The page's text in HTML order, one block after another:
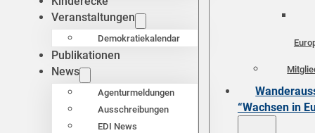
Veranstaltungen
Demokratiekalendar
Publikationen
News
Agenturmeldungen
Ausschreibungen
EDI News
“Wachsen in